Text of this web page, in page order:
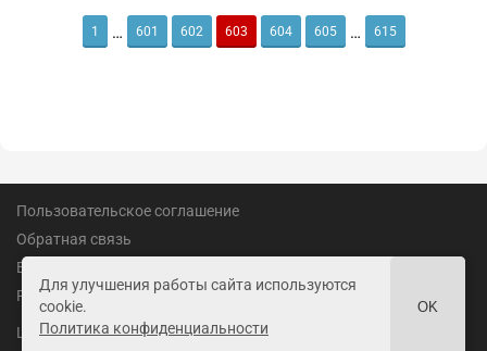
1 … 601 602 603 604 605 … 615
Для улучшения работы сайта используются
cookie.
Политика конфиденциальности
OK
Пользовательское соглашение
Обратная связь
Вакансии
Реклама
LandofGames.ru©2026 18+